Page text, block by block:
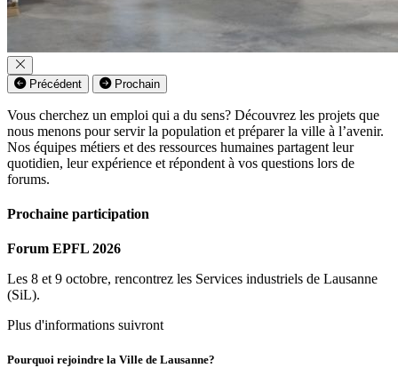
Précédent Prochain
Vous cherchez un emploi qui a du sens? Découvrez les projets que
nous menons pour servir la population et préparer la ville à l’avenir.
Nos équipes métiers et des ressources humaines partagent leur
quotidien, leur expérience et répondent à vos questions lors de
forums.
Prochaine participation
Forum EPFL 2026
Les 8 et 9 octobre, rencontrez les Services industriels de Lausanne
(SiL).
Plus d'informations suivront
Pourquoi rejoindre la Ville de Lausanne?